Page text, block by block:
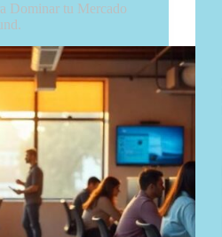
Dominar tu Mercado